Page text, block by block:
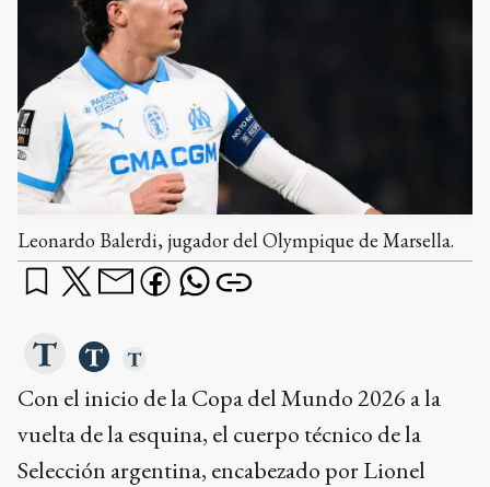
Leonardo Balerdi, jugador del Olympique de Marsella.
Con el inicio de la Copa del Mundo 2026 a la
vuelta de la esquina, el cuerpo técnico de la
Selección argentina, encabezado por Lionel